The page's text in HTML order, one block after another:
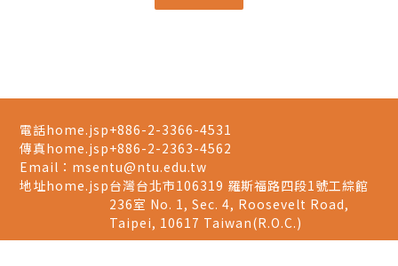
電話home.jsp+886-2-3366-4531
傳真home.jsp+886-2-2363-4562
Email： msentu@ntu.edu.tw
地址home.jsp台灣台北市106319 羅斯福路四段1號工綜館
236室 No. 1, Sec. 4, Roosevelt Road,
Taipei, 10617 Taiwan(R.O.C.)